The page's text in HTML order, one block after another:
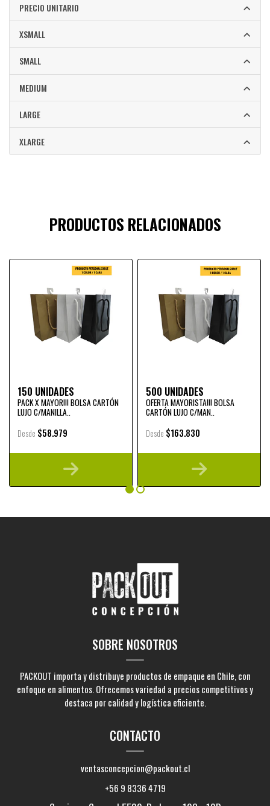
PRECIO UNITARIO
XSMALL
SMALL
MEDIUM
LARGE
XLARGE
PRODUCTOS RELACIONADOS
150 UNIDADES
PACK X MAYOR!!! BOLSA CARTÓN
LUJO C/MANILLA..
Desde $58.979
500 UNIDADES
OFERTA MAYORISTA!!! BOLSA
CARTÓN LUJO C/MAN..
Desde $163.830
SOBRE NOSOTROS
PACKOUT importa y distribuye productos de empaque en Chile, con
enfoque en alimentos. Ofrecemos variedad a precios competitivos y
destaca por calidad y logística eficiente.
CONTACTO
ventasconcepcion@packout.cl
+56 9 8336 4719